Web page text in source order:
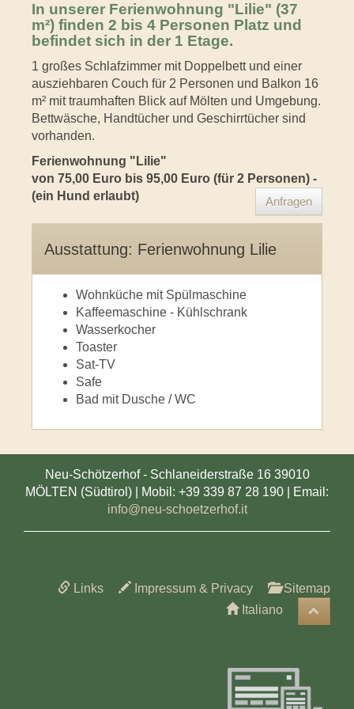
In unserer Ferienwohnung "Lilie" (37
m²) finden 2 bis 4 Personen Platz und
befindet sich in der 1 Etage.
1 großes Schlafzimmer mit Doppelbett und einer
ausziehbaren Couch für 2 Personen und Balkon 16
m² mit traumhaften Blick auf Mölten und Umgebung.
Bettwäsche, Handtücher und Geschirrtücher sind
vorhanden.
Ferienwohnung "Lilie"
von 75,00 Euro bis 95,00 Euro (für 2 Personen) -
(ein Hund erlaubt)
Anfragen
Ausstattung: Ferienwohnung Lilie
Wohnküche mit Spülmaschine
Kaffeemaschine - Kühlschrank
Wasserkocher
Toaster
Sat-TV
Safe
Bad mit Dusche / WC
Neu-Schötzerhof - Schlaneiderstraße 16 39010
MÖLTEN (Südtirol) | Mobil: +39 339 87 28 190 | Email:
info@neu-schoetzerhof.it
Links Impressum & Privacy
Sitemap
Italiano